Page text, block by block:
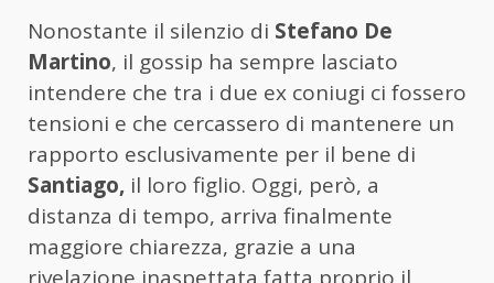
Nonostante il silenzio di Stefano De
Martino, il gossip ha sempre lasciato
intendere che tra i due ex coniugi ci fossero
tensioni e che cercassero di mantenere un
rapporto esclusivamente per il bene di
Santiago, il loro figlio. Oggi, però, a
distanza di tempo, arriva finalmente
maggiore chiarezza, grazie a una